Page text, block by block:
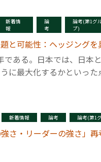
新着情
報
論
考
論考(第1グ
プ)
と可能性：ヘッジング
である。日本では、日
に最大化するかといった
新着情報 論考 論考(第1
さ・リーダーの強さ